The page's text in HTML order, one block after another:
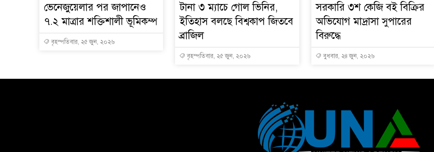
ভেনেজুয়েলার পর জাপানেও
৭.২ মাত্রার শক্তিশালী ভূমিকম্প
বৃহস্পতিবার, ২৫ জুন, ২০২৬
টানা ৩ ম্যাচে গোল ভিনির,
ইতিহাস বলছে বিশ্বকাপ জিতবে
ব্রাজিল
বৃহস্পতিবার, ২৫ জুন, ২০২৬
সরকারি ৩শ কেজি বই বিক্রির
অভিযোগ মাদ্রাসা সুপারের
বিরুদ্ধে
বুধবার, ২৪ জুন, ২০২৬